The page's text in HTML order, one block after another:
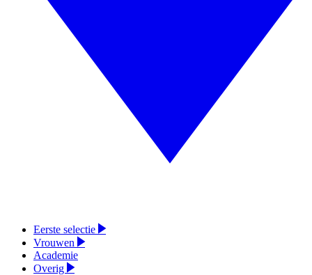
Eerste selectie
Vrouwen
Academie
Overig